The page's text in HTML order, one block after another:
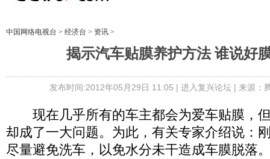
中国网络电视台 > 经济台 > 资讯 >
揭示汽车贴膜养护方法 谁说好
发布时间:2012年05月29日 11:05 | 进入复兴论坛| 来源：
现在几乎所有的车主都会为爱车贴膜，
却成了一大问题。为此，有关专家介绍说：
尽量避免洗车，以免水分未干造成车膜脱落